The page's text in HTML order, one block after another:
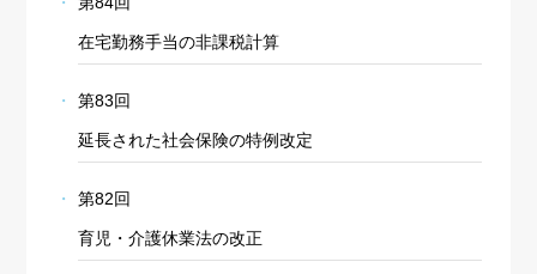
在宅勤務手当の非課税計算
第83回
延長された社会保険の特例改定
第82回
育児・介護休業法の改正